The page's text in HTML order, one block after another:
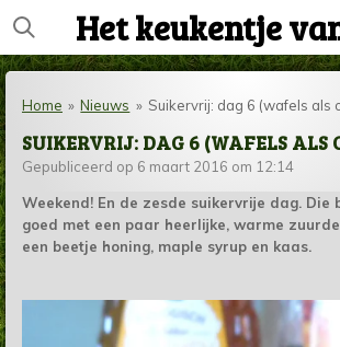
Ga
direct
naar
hoofdinhoud
Het keukentje
Home » Nieuws » Suikervrij: dag 6 (wafels als
SUIKERVRIJ: DAG 6 (WAFELS ALS
Gepubliceerd op 6 maart 2016 om 12:14
Weekend! En de zesde suikervrije dag. Die
goed met een paar heerlijke, warme
een beetje honing, maple syrup en kaas.